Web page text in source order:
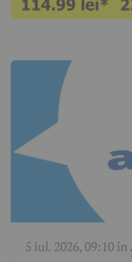
5 iul. 2026, 09:10în